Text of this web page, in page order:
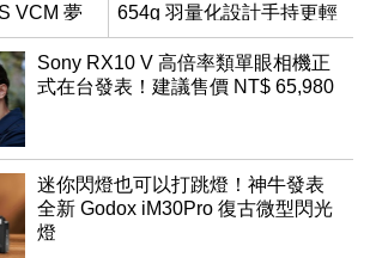
VCM 夢
654g 羽量化設計手持更輕
鬆
Sony RX10 V 高倍率類單眼相機正
式在台發表！建議售價 NT$ 65,980
迷你閃燈也可以打跳燈！神牛發表
全新 Godox iM30Pro 復古微型閃光
燈